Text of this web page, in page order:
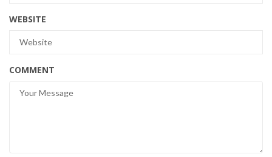
WEBSITE
COMMENT